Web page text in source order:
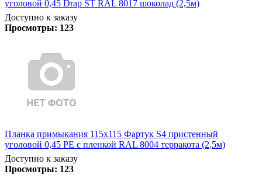
уголовой 0,45 Drap ST RAL 8017 шоколад (2,5м)
Доступно к заказу
Просмотры: 123
Планка примыкания 115х115 Фартук S4 пристенный
уголовой 0,45 PE с пленкой RAL 8004 терракота (2,5м)
Доступно к заказу
Просмотры: 123